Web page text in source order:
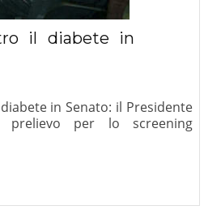
il diabete in
in Senato: il Presidente
per lo screening